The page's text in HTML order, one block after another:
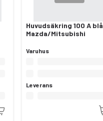
Huvudsäkring 100 A blå
Mazda/Mitsubishi
Varuhus
Leverans